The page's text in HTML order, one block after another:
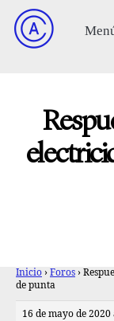
Inicio › Foros ›
de punta
16 de mayo de 2020